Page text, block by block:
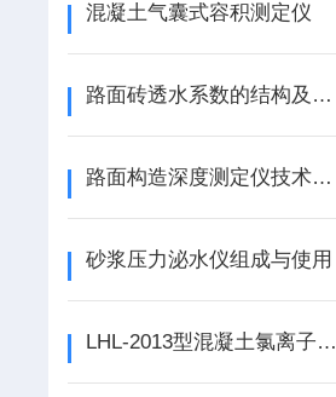
混凝土气囊式容积测定仪
路面砖透水系数的结构及检验说明
路面构造深度测定仪技术参数
​砂浆压力泌水仪组成与使用
LHL-2013型混凝土氯离子含量测定仪工作原理